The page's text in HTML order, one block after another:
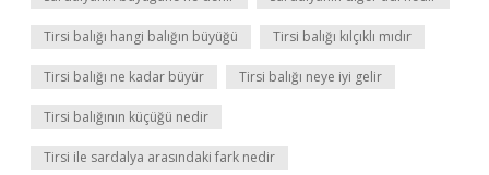
Tirsi balığı hangi balığın büyüğü Tirsi balığı kılçıklı mıdır
Tirsi balığı ne kadar büyür Tirsi balığı neye iyi gelir
Tirsi balığının küçüğü nedir
Tirsi ile sardalya arasındaki fark nedir